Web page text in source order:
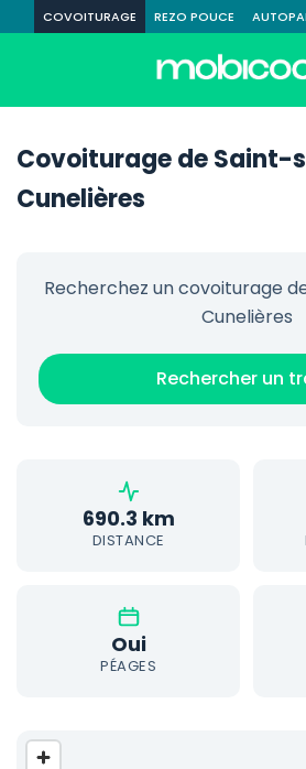
COVOITURAGE REZO POUCE
Covoiturage de Saint-
Cunelières
Recherchez un covoiturage
Cunelières
Rechercher un
690.3 km
DISTANCE
Oui
PÉAGES